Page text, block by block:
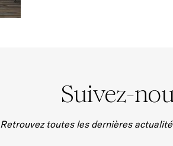
Suivez-
Retrouvez toutes les dernières